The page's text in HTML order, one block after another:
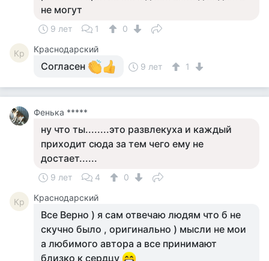
не могут
9 лет 1 0
Кр Краснодарский
Согласен 9 лет 1
Фенька *****
ну что ты........это развлекуха и каждый
приходит сюда за тем чего ему не
достает......
9 лет 4 0
Кр Краснодарский
Все Верно ) я сам отвечаю людям что б не
скучно было , оригинально ) мысли не мои
а любимого автора а все принимают
близко к сердцу